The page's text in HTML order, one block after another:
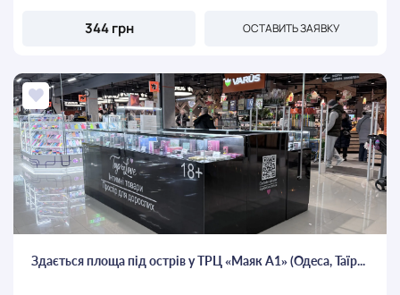
344 грн ОСТАВИТЬ ЗАЯВКУ
Здається площа під острів у ТРЦ «Маяк А1» (Одеса, Таїр...